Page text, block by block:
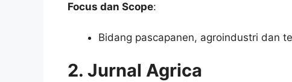
Focus dan Scope:
Bidang pascapanen, agroindustri dan
2. Jurnal Agrica